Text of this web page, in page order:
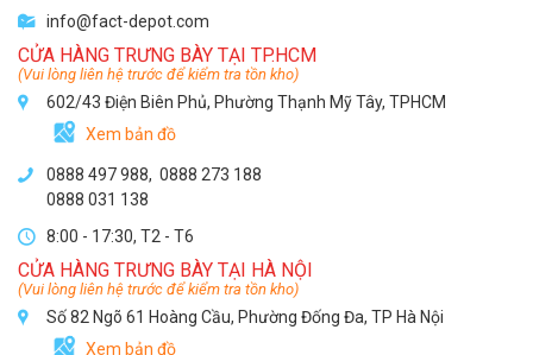
info@fact-depot.com
CỬA HÀNG TRƯNG BÀY TẠI TP.HCM
(Vui lòng liên hệ trước để kiểm tra tồn kho)
602/43 Điện Biên Phủ, Phường Thạnh Mỹ Tây, TPHCM
Xem bản đồ
0888 497 988, 0888 273 188
0888 031 138
8:00 - 17:30, T2 - T6
CỬA HÀNG TRƯNG BÀY TẠI HÀ NỘI
(Vui lòng liên hệ trước để kiểm tra tồn kho)
Số 82 Ngõ 61 Hoàng Cầu, Phường Đống Đa, TP Hà Nội
Xem bản đồ